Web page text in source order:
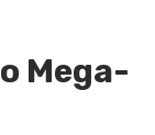
Mega-